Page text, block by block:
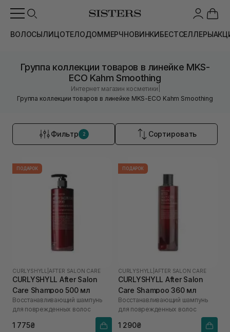
ВОЛОСЫЛИЦОТЕЛОДОММЕРЧНОВИНКИБЕСТСЕЛЛЕРЫ
Группа коллекции товаров в линейке MKS-
ECO Kahm Smoothing
Интернет магазин косметики
Группа коллекции товаров в линейке MKS-ECO Kahm Smoothing
Фильтр 2 Сортировать
ПОДАРОК
CURLYSHYLL AFTER SALON CARE
CURLYSHYLL After Salon
Care Shampoo 500 мл
Восстанавливающий шампунь
для поврежденных волос
1 775₴
ПОДАРОК
CURLYSHYLL AFTER SALON CARE
CURLYSHYLL After Salon
Care Shampoo 360 мл
Восстанавливающий шампунь
для поврежденных волос
1 290₴